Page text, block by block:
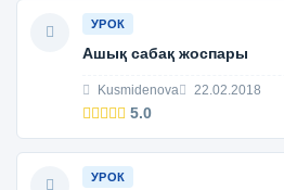
УРОК
Ашық сабақ жоспары
Kusmidenova 22.02.2018
5.0
УРОК